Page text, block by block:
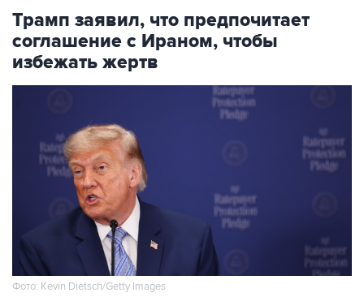
Трамп заявил, что предпочитает
соглашение с Ираном, чтобы
избежать жертв
Фото: Kevin Dietsch/Getty Images